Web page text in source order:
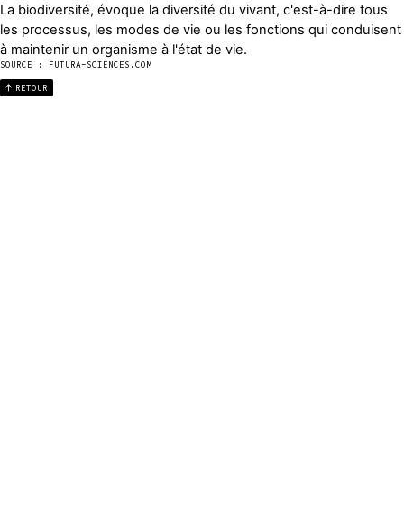
La biodiversité, évoque la diversité du vivant, c'est-à-dire tous
les processus, les modes de vie ou les fonctions qui conduisent
à maintenir un organisme à l'état de vie.
SOURCE : FUTURA-SCIENCES.COM
RETOUR